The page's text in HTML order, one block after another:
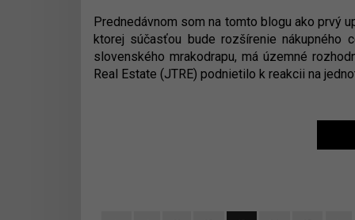
Prednedávnom som na tomto blogu ako prvý
ktorej súčasťou bude rozšírenie nákupného
slovenského mrakodrapu, má územné
Real Estate (JTRE) podnietilo k reakcii na